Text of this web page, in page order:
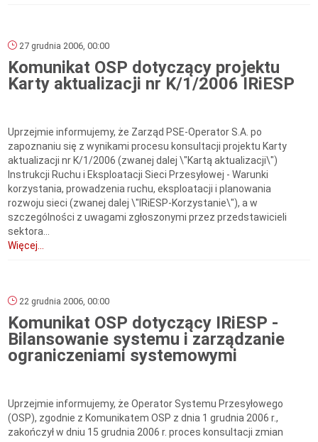
27 grudnia 2006, 00:00
Komunikat OSP dotyczący projektu
Karty aktualizacji nr K/1/2006 IRiESP
Uprzejmie informujemy, że Zarząd PSE-Operator S.A. po
zapoznaniu się z wynikami procesu konsultacji projektu Karty
aktualizacji nr K/1/2006 (zwanej dalej \"Kartą aktualizacji\")
Instrukcji Ruchu i Eksploatacji Sieci Przesyłowej - Warunki
korzystania, prowadzenia ruchu, eksploatacji i planowania
rozwoju sieci (zwanej dalej \"IRiESP-Korzystanie\"), a w
szczególności z uwagami zgłoszonymi przez przedstawicieli
sektora...
Więcej...
22 grudnia 2006, 00:00
Komunikat OSP dotyczący IRiESP -
Bilansowanie systemu i zarządzanie
ograniczeniami systemowymi
Uprzejmie informujemy, że Operator Systemu Przesyłowego
(OSP), zgodnie z Komunikatem OSP z dnia 1 grudnia 2006 r.,
zakończył w dniu 15 grudnia 2006 r. proces konsultacji zmian